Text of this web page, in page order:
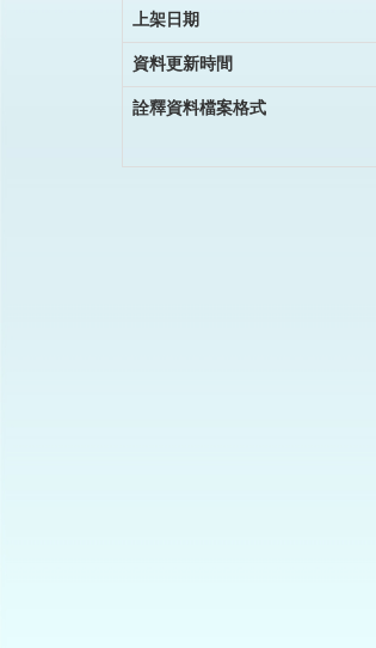
上架日期
資料更新時間
詮釋資料檔案格式